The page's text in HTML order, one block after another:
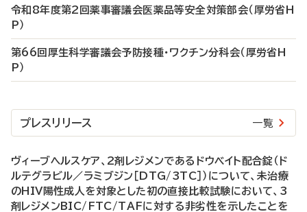
令和8年度第2回薬事審議会医薬品等安全対策部会（厚労省H
P）
第66回厚生科学審議会予防接種・ワクチン分科会（厚労省H
P）
プレスリリース 一覧
ヴィーブヘルスケア、2剤レジメンであるドウベイト配合錠（ド
ルテグラビル／ラミブジン［DTG/3TC］）について、未治療
のHIV陽性成人を対象とした初の直接比較試験において、3
剤レジメンBIC/FTC/TAFに対する非劣性を示したことを